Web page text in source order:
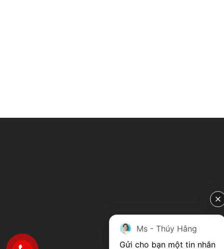
Ms - Thúy Hằng
Gửi cho bạn một tin nhắn